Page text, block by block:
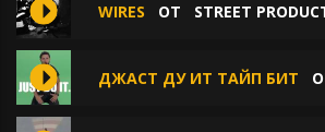
WIRES ОТ STREET
ДЖАСТ ДУ ИТ ТАЙП БИТ